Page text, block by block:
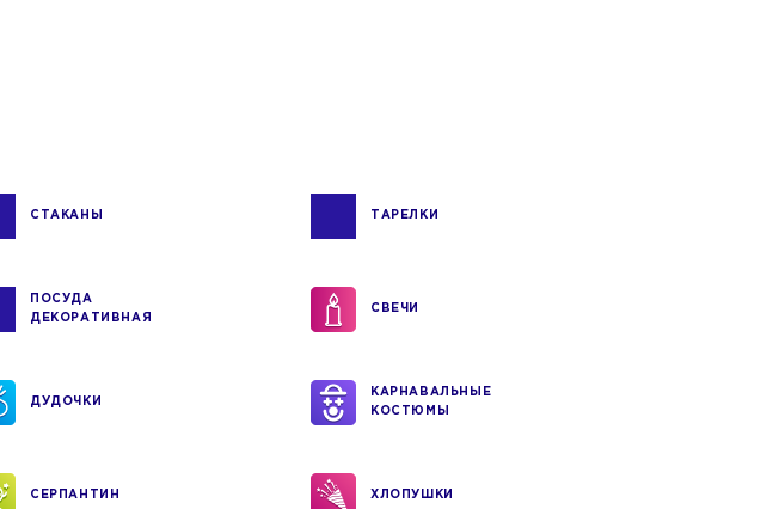
СТАКАНЫ ТАРЕЛКИ
ПОСУДА
ДЕКОРАТИВНАЯ
СВЕЧИ
ДУДОЧКИ
КАРНАВАЛЬНЫЕ
КОСТЮМЫ
СЕРПАНТИН ХЛОПУШКИ